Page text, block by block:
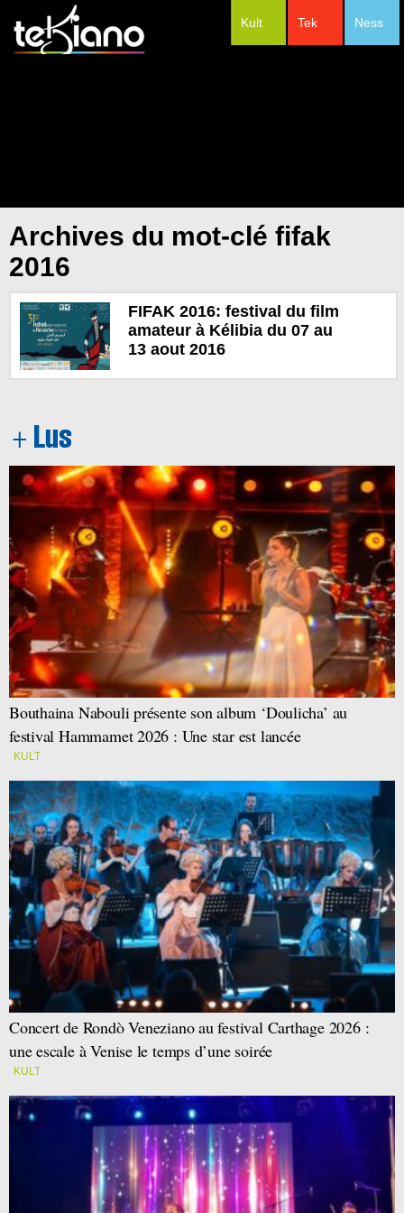
Ness
Tek
Kult
Archives du mot-clé fifak
2016
FIFAK 2016: festival du film
amateur à Kélibia du 07 au
13 aout 2016
Bouthaina Nabouli présente son album ‘Doulicha’ au
festival Hammamet 2026 : Une star est lancée
KULT
Concert de Rondò Veneziano au festival Carthage 2026 :
une escale à Venise le temps d’une soirée
KULT